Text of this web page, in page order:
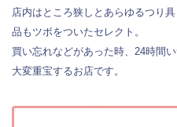
店内はところ狭しとあらゆるつり
品もツボをついたセレクト。
買い忘れなどがあった時、24時間
大変重宝するお店です。